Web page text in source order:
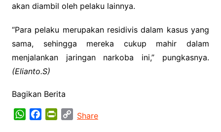
akan diambil oleh pelaku lainnya.
“Para pelaku merupakan residivis dalam kasus yang
sama, sehingga mereka cukup mahir dalam
menjalankan jaringan narkoba ini,” pungkasnya.
(Elianto.S)
Bagikan Berita
W
CShare